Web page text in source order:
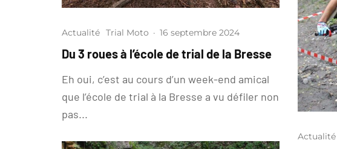
Actualité Trial Moto · 16 septembre 2024
Du 3 roues à l’école de trial de la Bresse
Eh oui, c’est au cours d’un week-end amical
que l’école de trial à la Bresse a vu défiler non
pas...
Actualité